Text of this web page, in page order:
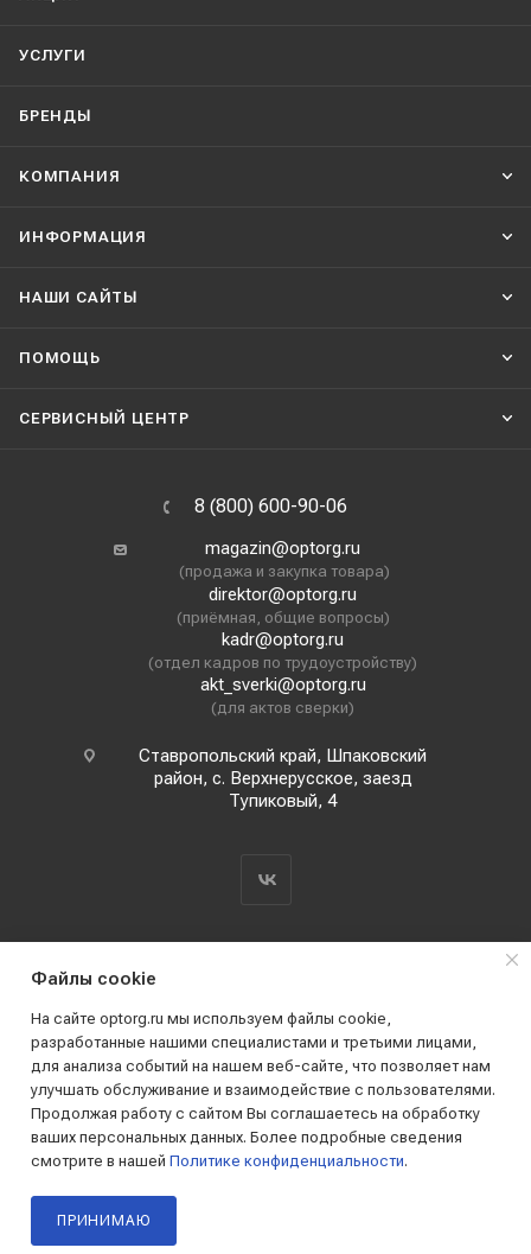
УСЛУГИ
БРЕНДЫ
КОМПАНИЯ
ИНФОРМАЦИЯ
НАШИ CАЙТЫ
ПОМОЩЬ
СЕРВИСНЫЙ ЦЕНТР
8 (800) 600-90-06
magazin@optorg.ru
(продажа и закупка товара)
direktor@optorg.ru
(приёмная, общие вопросы)
kadr@optorg.ru
(отдел кадров по трудоустройству)
akt_sverki@optorg.ru
(для актов сверки)
Ставропольский край, Шпаковский
район, с. Верхнерусское, заезд
Тупиковый, 4
2019 - 2026 © АО КПК "Ставропольстройопторг"
Все права защищены
Файлы cookie
На сайте optorg.ru мы используем файлы cookie,
разработанные нашими специалистами и третьими лицами,
для анализа событий на нашем веб-сайте, что позволяет нам
улучшать обслуживание и взаимодействие с пользователями.
Продолжая работу с сайтом Вы соглашаетесь на обработку
ваших персональных данных. Более подробные сведения
смотрите в нашей Политике конфиденциальности.
ПРИНИМАЮ
Главная Каталог